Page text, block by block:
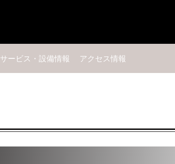
サービス・設備情報 アクセス情報